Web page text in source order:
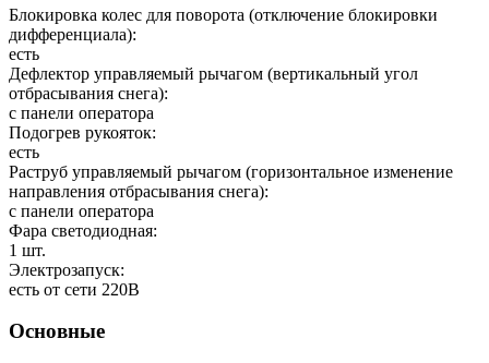
Блокировка колес для поворота (отключение блокировки
дифференциала):
есть
Дефлектор управляемый рычагом (вертикальный угол
отбрасывания снега):
с панели оператора
Подогрев рукояток:
есть
Раструб управляемый рычагом (горизонтальное изменение
направления отбрасывания снега):
с панели оператора
Фара светодиодная:
1 шт.
Электрозапуск:
есть от сети 220В
Основные